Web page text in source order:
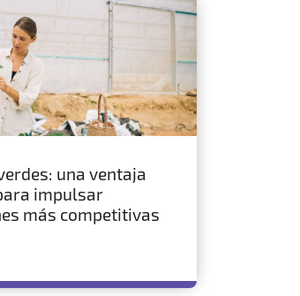
una ventaja
impulsar
más competitivas